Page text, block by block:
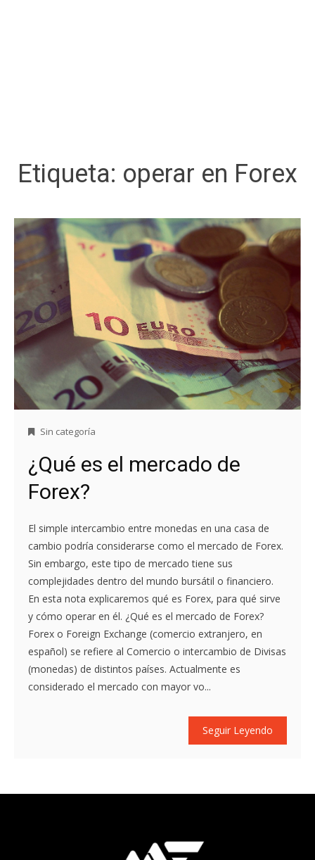
Etiqueta: operar en Forex
Sin categoría
¿Qué es el mercado de
Forex?
El simple intercambio entre monedas en una casa de
cambio podría considerarse como el mercado de Forex.
Sin embargo, este tipo de mercado tiene sus
complejidades dentro del mundo bursátil o financiero.
En esta nota explicaremos qué es Forex, para qué sirve
y cómo operar en él. ¿Qué es el mercado de Forex?
Forex o Foreign Exchange (comercio extranjero, en
español) se refiere al Comercio o intercambio de Divisas
(monedas) de distintos países. Actualmente es
considerado el mercado con mayor vo...
Seguir Leyendo